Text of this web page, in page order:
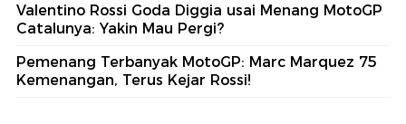
Valentino Rossi Goda Diggia usai Menang MotoGP
Catalunya: Yakin Mau Pergi?
Pemenang Terbanyak MotoGP: Marc Marquez 75
Kemenangan, Terus Kejar Rossi!